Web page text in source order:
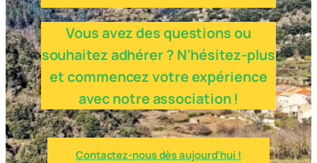
Vous avez des questions ou
souhaitez adhérer ? N’hésitez-plus
et commencez votre expérience
avec notre association !
Contactez-nous dès aujourd’hui !